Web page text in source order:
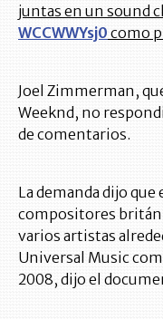
juntas en un sound
WCCWWYsj0 como
Joel Zimmerman,
Weeknd, no
de comentarios.
La demanda dijo
compositores
varios artistas
Universal Music
2008, dijo el